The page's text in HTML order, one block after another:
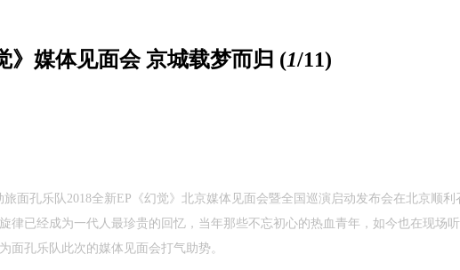
》媒体见面会 京城载梦而归 (1/11)
面孔乐队 2018全新 EP 《幻觉》北京媒体见面会暨全国巡演启动发布会在北京顺
已经成为一代人最珍贵的回忆，当年那些不忘初心的热血青年，如今也在现场
面孔乐队此次的媒体见面会打气助势。